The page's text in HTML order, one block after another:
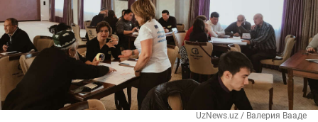
UzNews.uz / Валерия Вааде